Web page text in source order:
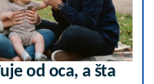
od oca, a šta